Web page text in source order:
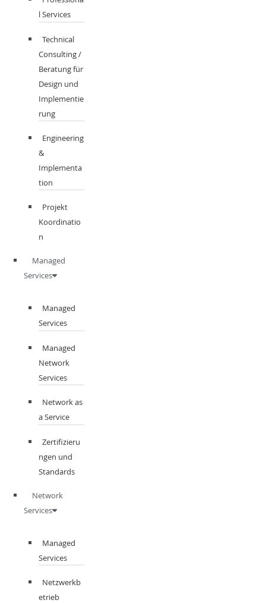
l Services
Technical
Consulting /
Beratung für
Design und
Implementie
rung
Engineering
&
Implementa
tion
Projekt
Koordinatio
n
Managed
Services
Managed
Services
Managed
Network
Services
Network as
a Service
Zertifizieru
ngen und
Standards
Network
Services
Managed
Services
Netzwerkb
etrieb